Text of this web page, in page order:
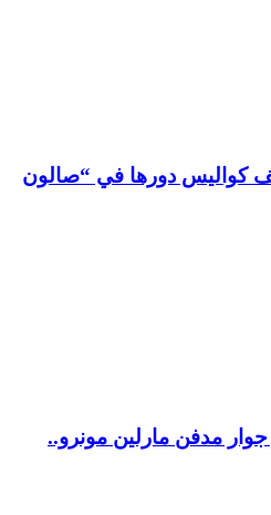
كواليس دورها في “صالون
مدفن مارلين مونرو..